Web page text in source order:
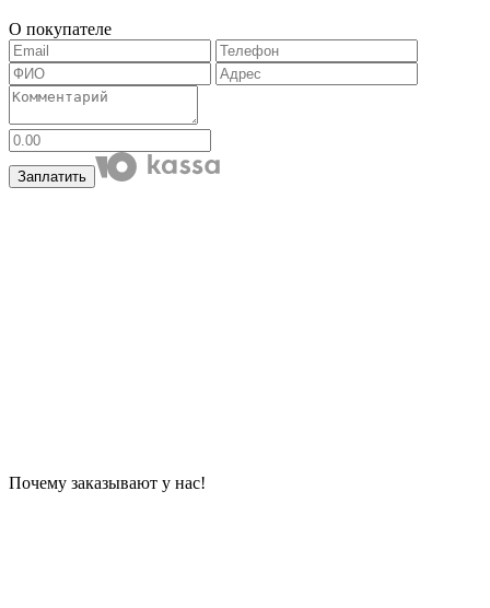
О покупателе
Заплатить
Почему заказывают у нас!